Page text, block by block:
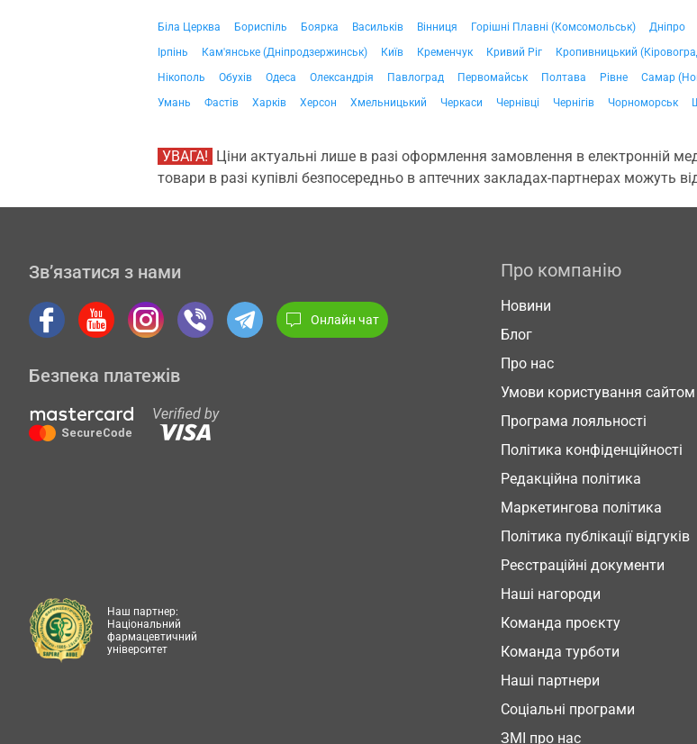
Біла Церква Бориспіль Боярка Васильків Вінниця Горішні Плавні (Комсомольськ) Дніпро
Ірпінь
Кам'янське (Дніпродзержинськ) Київ Кременчук Кривий Ріг Кропивницький
Нікополь
Обухів Одеса Олександрія Павлоград Первомайськ Полтава Рівне Самар
Умань
Фастів Харків Херсон Хмельницький Черкаси Чернівці Чернігів Чорноморськ
УВАГА! Ціни актуальні лише в разі оформлення замовлення в електронній
товари в разі купівлі безпосередньо в аптечних закладах-партнерах можуть
Зв’язатися з нами
Онлайн чат
Безпека платежів
Про компанію
Новини
Блог
Про нас
Умови користування сайтом
Програма лояльності
Політика конфіденційності
Редакційна політика
Маркетингова політика
Політика публікації відгуків
Реєстраційні документи
Наші нагороди
Команда проєкту
Команда турботи
Наші партнери
Соціальні програми
ЗМІ про нас
Наш партнер:
Національний
фармацевтичний
університет